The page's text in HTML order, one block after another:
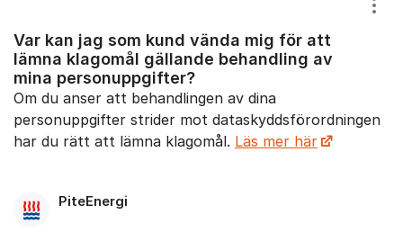
Var kan jag som kund vända mig för att
lämna klagomål gällande behandling av
mina personuppgifter?
Om du anser att behandlingen av dina
personuppgifter strider mot dataskyddsförordningen
har du rätt att lämna klagomål. Läs mer här
PiteEnergi